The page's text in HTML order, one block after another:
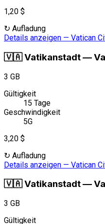
1,20 $
↻ Aufladung
Details anzeigen — Vatican
🇻🇦Vatikanstadt—
3 GB
Gültigkeit
15 Tage
Geschwindigkeit
5G
3,20 $
↻ Aufladung
Details anzeigen — Vatican
🇻🇦Vatikanstadt—
3 GB
Gültigkeit